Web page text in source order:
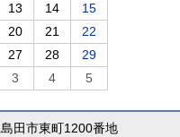
13 14
15
20 21
22
27 28
29
3 4 5
田市東町1200番地